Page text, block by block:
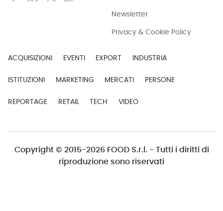
Newsletter
Privacy & Cookie Policy
ACQUISIZIONI EVENTI EXPORT INDUSTRIA
ISTITUZIONI MARKETING MERCATI PERSONE
REPORTAGE RETAIL TECH VIDEO
Copyright © 2015-2026 FOOD S.r.l. - Tutti i diritti di
riproduzione sono riservati